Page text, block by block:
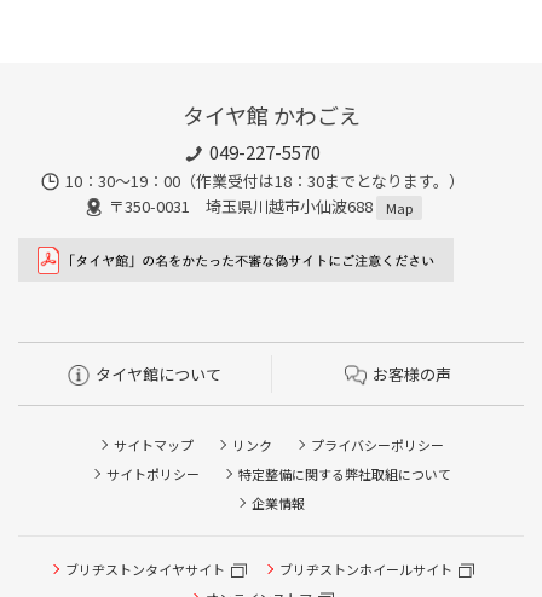
タイヤ館 かわごえ
049-227-5570
10：30～19：00（作業受付は18：30までとなります。）
〒350-0031 埼玉県川越市小仙波688
Map
タイヤ館について お客様の声
サイトマップ リンク
プライバシーポリシー
サイトポリシー
特定整備に関する弊社取組について
企業情報
ブリヂストンタイヤサイト
ブリヂストンホイールサイト
タイヤ点検・安全点検/タイヤ履き替え/オイル交換/その他